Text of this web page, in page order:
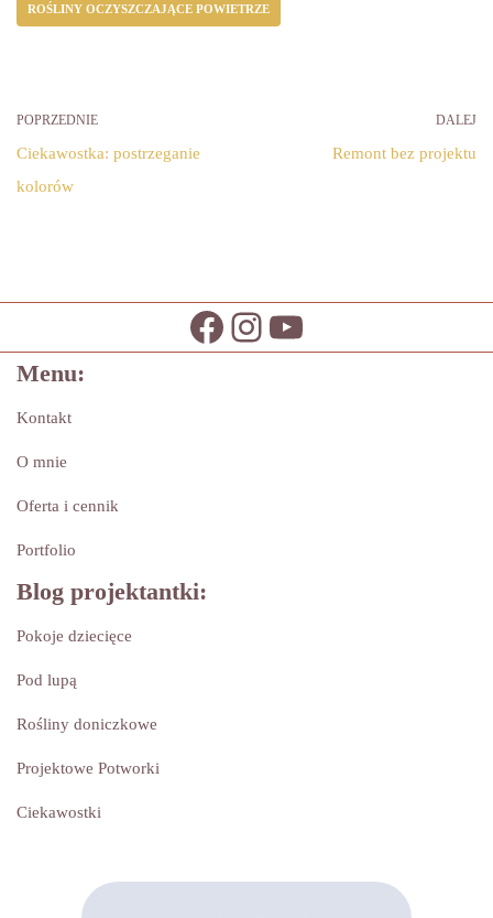
ROŚLINY OCZYSZCZAJĄCE POWIETRZE
POPRZEDNIE
Ciekawostka: postrzeganie
kolorów
DALEJ
Remont bez projektu
Menu:
Kontakt
O mnie
Oferta i cennik
Portfolio
Blog projektantki:
Pokoje dziecięce
Pod lupą
Rośliny doniczkowe
Projektowe Potworki
Ciekawostki